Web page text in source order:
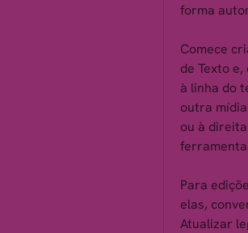
forma
Comece
de Texto
à linha do
outra
ou à
Para
elas,
Atualizar